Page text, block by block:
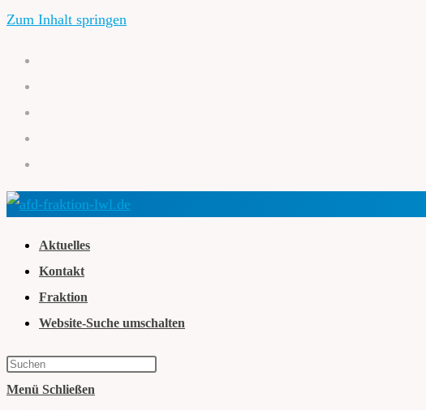
Zum Inhalt springen
Aktuelles
Kontakt
Fraktion
Website-Suche umschalten
Menü Schließen